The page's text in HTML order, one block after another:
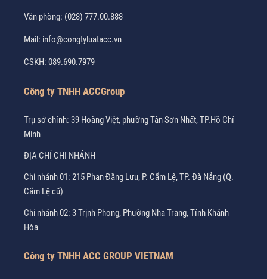
Văn phòng: (028) 777.00.888
Mail: info@congtyluatacc.vn
CSKH: 089.690.7979
Công ty TNHH ACCGroup
Trụ sở chính: 39 Hoàng Việt, phường Tân Sơn Nhất, TP.Hồ Chí
Minh
ĐỊA CHỈ CHI NHÁNH
Chi nhánh 01: 215 Phan Đăng Lưu, P. Cẩm Lệ, TP. Đà Nẵng (Q.
Cẩm Lệ cũ)
Chi nhánh 02: 3 Trịnh Phong, Phường Nha Trang, Tỉnh Khánh
Hòa
Công ty TNHH ACC GROUP VIETNAM